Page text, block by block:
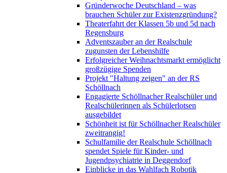
Gründerwoche Deutschland – was
brauchen Schüler zur Existenzgründung?
Theaterfahrt der Klassen 5b und 5d nach
Regensburg
Adventszauber an der Realschule
zugunsten der Lebenshilfe
Erfolgreicher Weihnachtsmarkt ermöglicht
großzügige Spenden
Projekt "Haltung zeigen" an der RS
Schöllnach
Engagierte Schöllnacher Realschüler und
Realschülerinnen als Schülerlotsen
ausgebildet
Schönheit ist für Schöllnacher Realschüler
zweitrangig!
Schulfamilie der Realschule Schöllnach
spendet Spiele für Kinder- und
Jugendpsychiatrie in Deggendorf
Einblicke in das Wahlfach Robotik